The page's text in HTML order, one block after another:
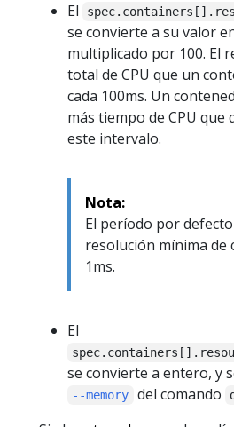
El
se convierte a su valor
multiplicado por 100. El
total de CPU que un
cada 100ms. Un
más tiempo de CPU
este intervalo.
Nota:
El período por defecto
resolución mínima de
1ms.
El
se convierte a entero, y
--memory del comando